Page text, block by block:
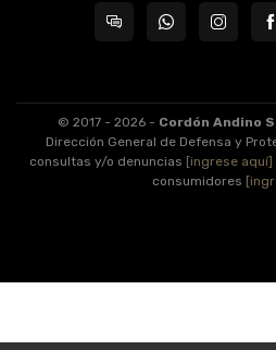
© 2017 - 2026 - Cordón Andino
Dirección General de Defensa y
consultas y/o denuncias [ingrese aquí]
consumidores